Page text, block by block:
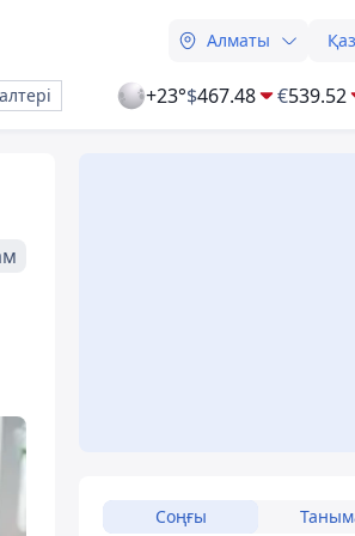
Алматы Қаз
+23°$467.48 €539.52
Соңғы